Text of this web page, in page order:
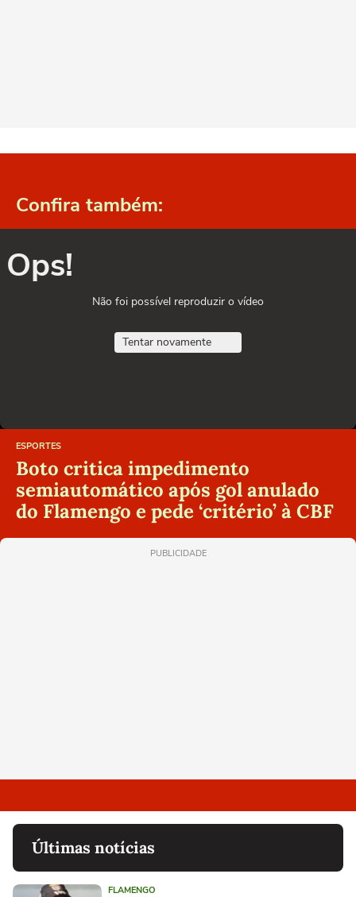
Confira também:
Ops!
Não foi possível reproduzir o vídeo
Tentar novamente
ESPORTES
Boto critica impedimento
semiautomático após gol anulado
do Flamengo e pede ‘critério’ à CBF
PUBLICIDADE
Últimas notícias
FLAMENGO